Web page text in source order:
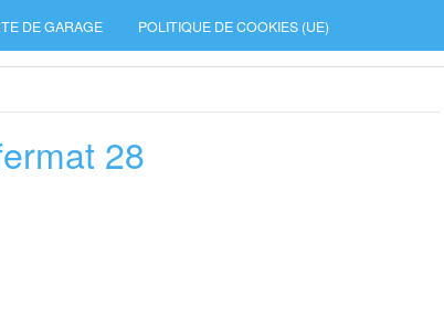
DE GARAGE POLITIQUE DE COOKIES (UE)
28